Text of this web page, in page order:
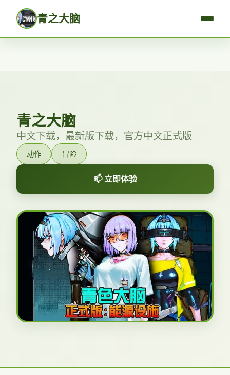
青之大脑
青之大脑
中文下载，最新版下载，官方中文正式版
动作 冒险
📫 立即体验